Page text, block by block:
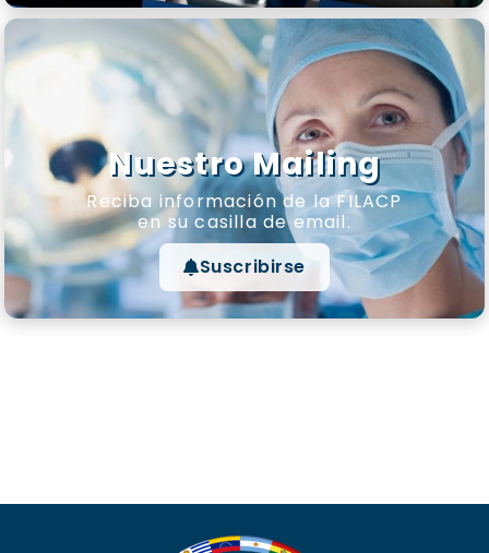
Nuestro Mailing
Reciba información de la FILACP
en su casilla de email.
Suscribirse